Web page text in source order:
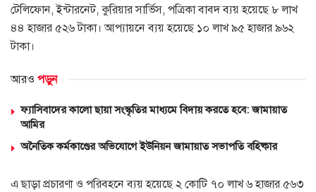
টেলিফোন, ইন্টারনেট, কুরিয়ার সার্ভিস, পত্রিকা বাবদ ব্যয় হয়েছে ৮ লাখ
৪৪ হাজার ৫২৬ টাকা। আপ্যায়নে ব্যয় হয়েছে ১০ লাখ ৯৫ হাজার ৯৬২
টাকা।
আরও পড়ুন
ফ্যাসিবাদের কালো ছায়া সংস্কৃতির মাধ্যমে বিদায় করতে হবে: জামায়াত
আমির
অনৈতিক কর্মকাণ্ডের অভিযোগে ইউনিয়ন জামায়াত সভাপতি বহিষ্কার
এ ছাড়া প্রচারণা ও পরিবহনে ব্যয় হয়েছে ২ কোটি ৭০ লাখ ৬ হাজার ৫৬৩